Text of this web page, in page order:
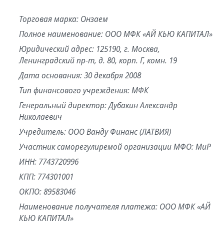
Торговая марка: Онзаем
Полное наименование: ООО МФК «АЙ КЬЮ КАПИТАЛ»
Юридический адрес: 125190, г. Москва,
Ленинградский пр-т, д. 80, корп. Г, комн. 19
Дата основания: 30 декабря 2008
Тип финансового учреждения: МФК
Генеральный директор: Дубакин Александр
Николаевич
Учредитель: ООО Ванду Финанс (ЛАТВИЯ)
Участник саморегулиремой организации МФО: МиР
ИНН: 7743720996
КПП: 774301001
ОКПО: 89583046
Наименование получателя платежа: ООО МФК «АЙ
КЬЮ КАПИТАЛ»